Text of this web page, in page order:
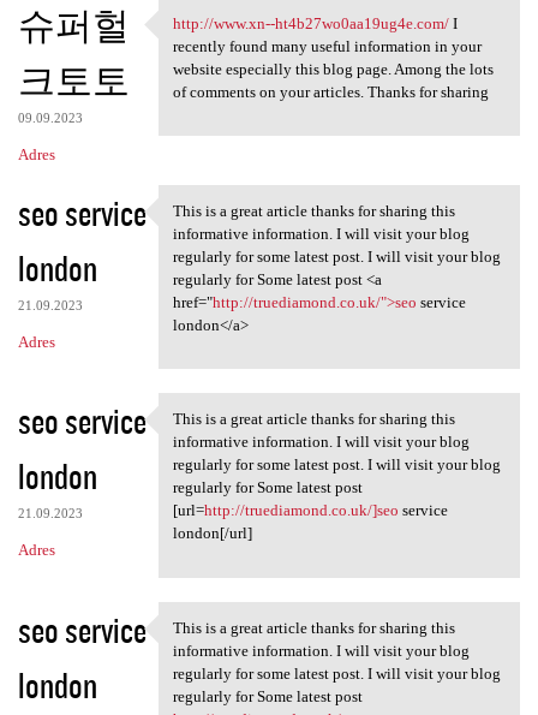
슈퍼헐
크토토
09.09.2023
Adres
http://www.xn-
http://www.xn--ht4b27wo0aa19ug4e.com/I
recently found many useful information in your
website especially this blog page. Among the lots
of comments on your articles. Thanks for sharing
seo service
london
21.09.2023
Adres
This is a great article
This is a great article thanks for sharing this
informative information. I will visit your blog
regularly for some latest post. I will visit your blog
regularly for Some latest post <a
href="http://truediamond.co.uk/">seo service
london</a>
seo service
london
21.09.2023
Adres
This is a great article
This is a great article thanks for sharing this
informative information. I will visit your blog
regularly for some latest post. I will visit your blog
regularly for Some latest post
[url=http://truediamond.co.uk/]seo service
london[/url]
seo service
london
This is a great article
This is a great article thanks for sharing this
informative information. I will visit your blog
regularly for some latest post. I will visit your blog
regularly for Some latest post